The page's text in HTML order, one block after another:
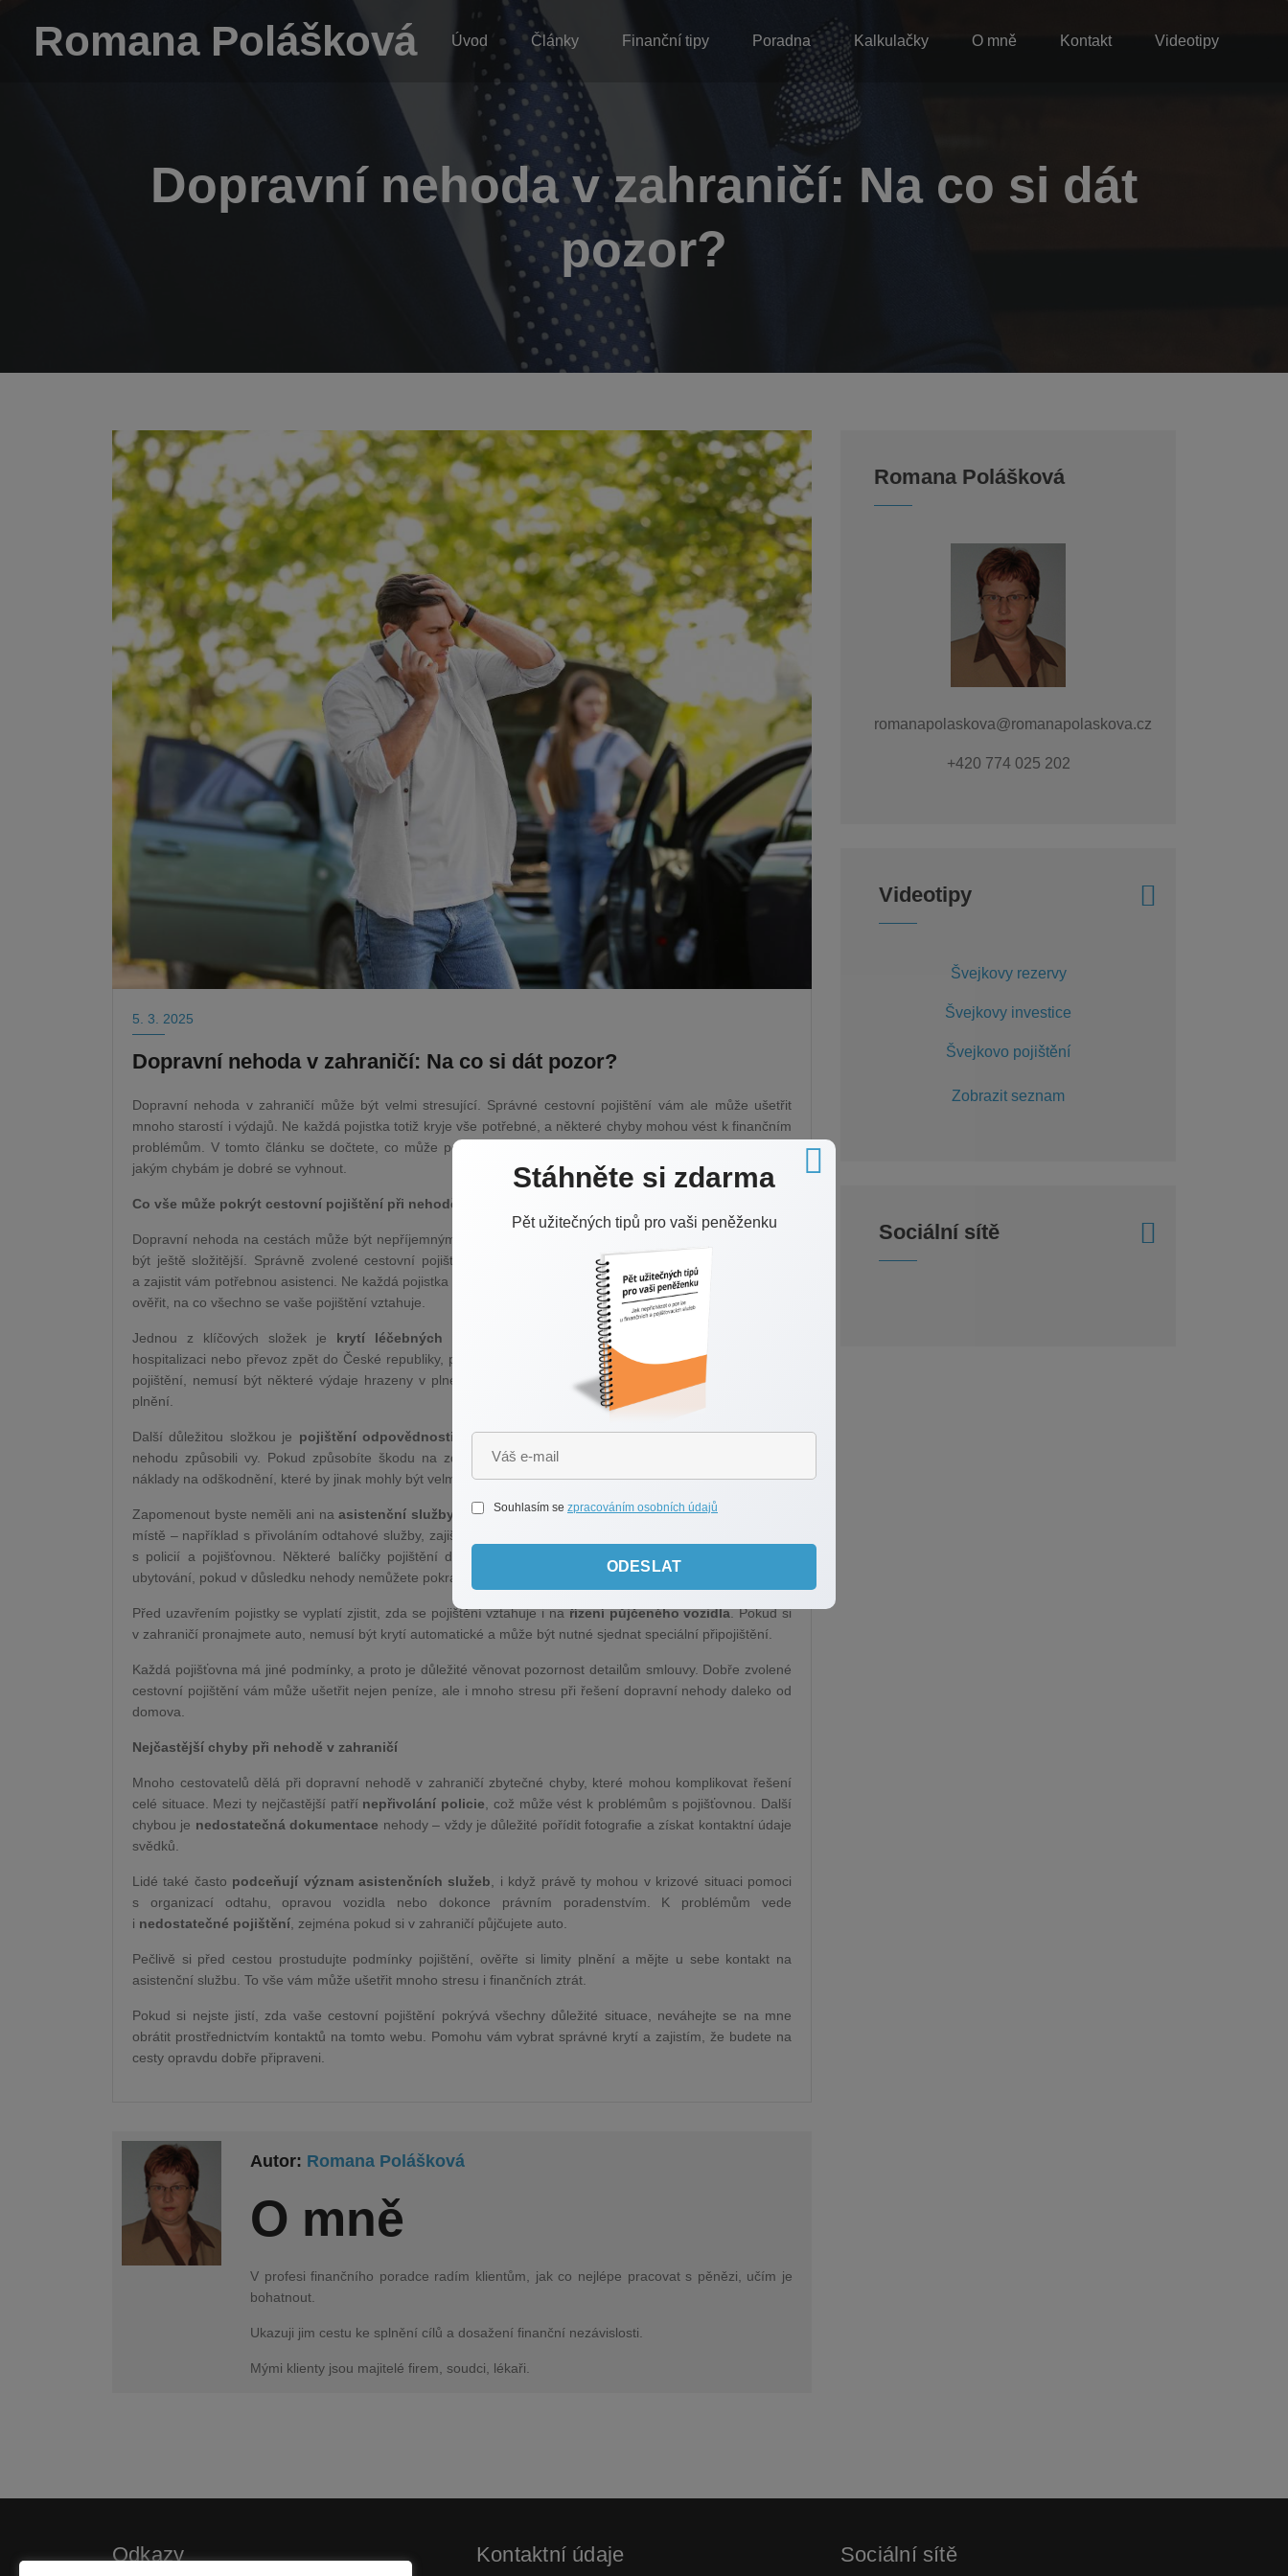
Romana Polášková Úvod Články Finanční tipy Poradna Kalkulačky O mně Kontakt Videotipy
Dopravní nehoda v zahraničí: Na co si dát
pozor?
5. 3. 2025
Dopravní nehoda v zahraničí: Na co si dát pozor?
Dopravní nehoda v zahraničí může být velmi stresující. Správné cestovní pojištění vám ale může ušetřit
mnoho starostí i výdajů. Ne každá pojistka totiž kryje vše potřebné, a některé chyby mohou vést k finančním
problémům. V tomto článku se dočtete, co může pokrýt vaše cestovní pojištění při nehodě, a dozvíte se,
jakým chybám je dobré se vyhnout.
Co vše může pokrýt cestovní pojištění při nehodě v zahraničí?
Dopravní nehoda na cestách může být nepříjemným zážitkem, a pokud se stane v zahraničí, situace může
být ještě složitější. Správně zvolené cestovní pojištění však může pomoci minimalizovat finanční dopady
a zajistit vám potřebnou asistenci. Ne každá pojistka ale zahrnuje stejné krytí. Proto je důležité si před cestou
ověřit, na co všechno se vaše pojištění vztahuje.
Jednou z klíčových složek je krytí léčebných výloh
, které pokryje náklady na lékařské ošetření,
hospitalizaci nebo převoz zpět do České republiky, pokud je to nutné. Pokud máte pouze základní cestovní
pojištění, nemusí být některé výdaje hrazeny v plné výši, a je proto vhodné zkontrolovat limity pojistného
plnění.
Další důležitou složkou je pojištění odpovědnosti za škodu, které se hodí zejména v případě, že jste
nehodu způsobili vy. Pokud způsobíte škodu na zdraví nebo majetku třetí osoby, pojištění může pokrýt
náklady na odškodnění, které by jinak mohly být velmi vysoké.
Zapomenout byste neměli ani naasistenční služby
, které vám mohou pomoci s řešením situace přímo na
místě – například s přivoláním odtahové služby, zajištěním náhradního vozidla nebo tlumočením při jednání
s policií a pojišťovnou. Některé balíčky pojištění dokonce pokrývají náklady na právní zastoupení nebo
ubytování, pokud v důsledku nehody nemůžete pokračovat v cestě.
Před uzavřením pojistky se vyplatí zjistit, zda se pojištění vztahuje i nařízení půjčeného vozidla. Pokud si
v zahraničí pronajmete auto, nemusí být krytí automatické a může být nutné sjednat speciální připojištění.
Každá pojišťovna má jiné podmínky, a proto je důležité věnovat pozornost detailům smlouvy. Dobře zvolené
cestovní pojištění vám může ušetřit nejen peníze, ale i mnoho stresu při řešení dopravní nehody daleko od
domova.
Nejčastější chyby při nehodě v zahraničí
Mnoho cestovatelů dělá při dopravní nehodě v zahraničí zbytečné chyby, které mohou komplikovat řešení
celé situace. Mezi ty nejčastější patří nepřivolání policie, což může vést k problémům s pojišťovnou. Další
chybou je nedostatečná dokumentace nehody – vždy je důležité pořídit fotografie a získat kontaktní údaje
svědků.
Lidé také často podceňují význam asistenčních služeb, i když právě ty mohou v krizové situaci pomoci
s organizací odtahu, opravou vozidla nebo dokonce právním poradenstvím. K problémům vede
i nedostatečné pojištění, zejména pokud si v zahraničí půjčujete auto.
Pečlivě si před cestou prostudujte podmínky pojištění, ověřte si limity plnění a mějte u sebe kontakt na
asistenční službu. To vše vám může ušetřit mnoho stresu i finančních ztrát.
Pokud si nejste jistí, zda vaše cestovní pojištění pokrývá všechny důležité situace, neváhejte se na mne
obrátit prostřednictvím kontaktů na tomto webu. Pomohu vám vybrat správné krytí a zajistím, že budete na
cesty opravdu dobře připraveni.
Autor: Romana Polášková
O mně
V profesi finančního poradce radím klientům, jak co nejlépe pracovat s pěnězi, učím je
bohatnout.
Ukazuji jim cestu ke splnění cílů a dosažení finanční nezávislosti.
Mými klienty jsou majitelé firem, soudci, lékaři.
Romana Polášková
romanapolaskova@romanapolaskova.cz
+420 774 025 202
Videotipy
Švejkovy rezervy
Švejkovy investice
Švejkovo pojištění
Zobrazit seznam
Sociální sítě
Odkazy Kontaktní údaje Sociální sítě
Stáhněte si zdarma
Pět užitečných tipů pro vaši peněženku
Souhlasím se zpracováním osobních údajů
ODESLAT